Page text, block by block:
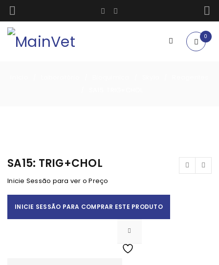
0
SA15: TRIG+CHOL
Inicie Sessão para ver o Preço
INICIE SESSÃO PARA COMPRAR ESTE PRODUTO